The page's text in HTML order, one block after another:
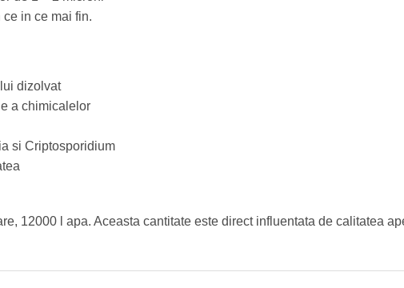
in ce mai fin.
dizolvat
a chimicalelor
si Criptosporidium
12000 l apa. Aceasta cantitate este direct influentata de calitatea